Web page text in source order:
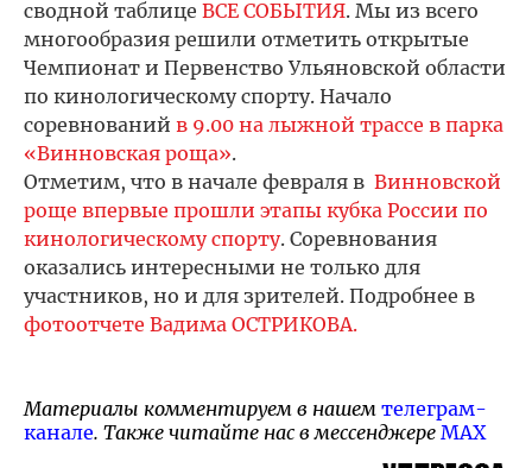
сводной таблице ВСЕ СОБЫТИЯ. Мы из всего
многообразия решили отметить открытые
Чемпионат и Первенство Ульяновской области
по кинологическому спорту. Начало
соревнований в 9.00 на лыжной трассе в парка
«Винновская роща».
Отметим, что в начале февраля в Винновской
роще впервые прошли этапы кубка России по
кинологическому спорту. Соревнования
оказались интересными не только для
участников, но и для зрителей. Подробнее в
фотоотчете Вадима ОСТРИКОВА.
Материалы комментируем в нашем телеграм-
канале. Также читайте нас в мессенджере MAX